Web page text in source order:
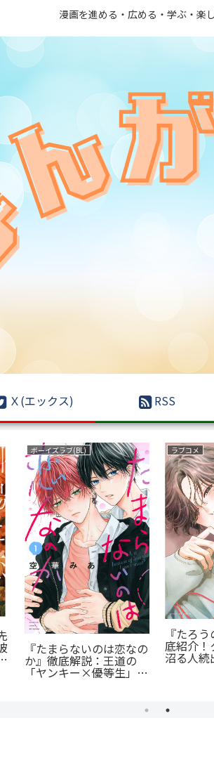
漫画を進める・広める・学ぶ・楽
Ｘ(エックス) RSS
ボーイズラブ(BL)
『たまらないのは恋なの
か』徹底解説：王道の
「ヤンキー×優等生」が
ラブコメ
『たろ
底紹介！
沼る人続
にまに